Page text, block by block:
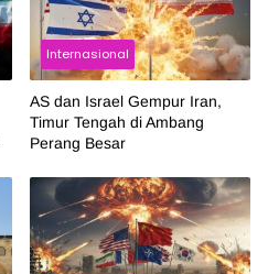
Internasional
AS dan Israel Gempur Iran,
Timur Tengah di Ambang
Perang Besar